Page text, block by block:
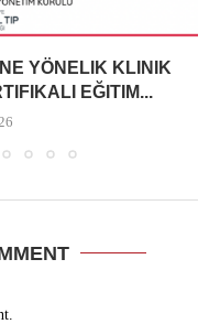
YÖNELIK KLINIK
EĞITIM...